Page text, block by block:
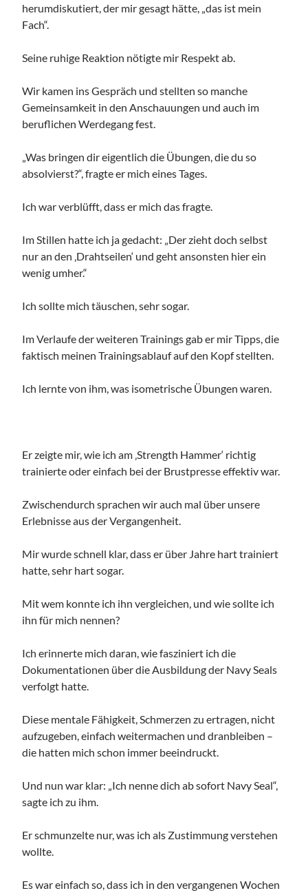
herumdiskutiert, der mir gesagt hätte, „das ist mein
Fach“.
Seine ruhige Reaktion nötigte mir Respekt ab.
Wir kamen ins Gespräch und stellten so manche
Gemeinsamkeit in den Anschauungen und auch im
beruflichen Werdegang fest.
„Was bringen dir eigentlich die Übungen, die du so
absolvierst?“, fragte er mich eines Tages.
Ich war verblüfft, dass er mich das fragte.
Im Stillen hatte ich ja gedacht: „Der zieht doch selbst
nur an den ‚Drahtseilen‘ und geht ansonsten hier ein
wenig umher.“
Ich sollte mich täuschen, sehr sogar.
Im Verlaufe der weiteren Trainings gab er mir Tipps, die
faktisch meinen Trainingsablauf auf den Kopf stellten.
Ich lernte von ihm, was isometrische Übungen waren.
Er zeigte mir, wie ich am ‚Strength Hammer‘ richtig
trainierte oder einfach bei der Brustpresse effektiv war.
Zwischendurch sprachen wir auch mal über unsere
Erlebnisse aus der Vergangenheit.
Mir wurde schnell klar, dass er über Jahre hart trainiert
hatte, sehr hart sogar.
Mit wem konnte ich ihn vergleichen, und wie sollte ich
ihn für mich nennen?
Ich erinnerte mich daran, wie fasziniert ich die
Dokumentationen über die Ausbildung der Navy Seals
verfolgt hatte.
Diese mentale Fähigkeit, Schmerzen zu ertragen, nicht
aufzugeben, einfach weitermachen und dranbleiben –
die hatten mich schon immer beeindruckt.
Und nun war klar: „Ich nenne dich ab sofort Navy Seal“,
sagte ich zu ihm.
Er schmunzelte nur, was ich als Zustimmung verstehen
wollte.
Es war einfach so, dass ich in den vergangenen Wochen